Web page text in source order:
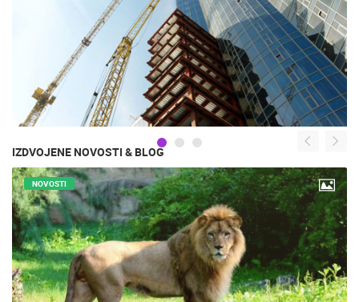
IZDVOJENE NOVOSTI & BLOG
NOVOSTI